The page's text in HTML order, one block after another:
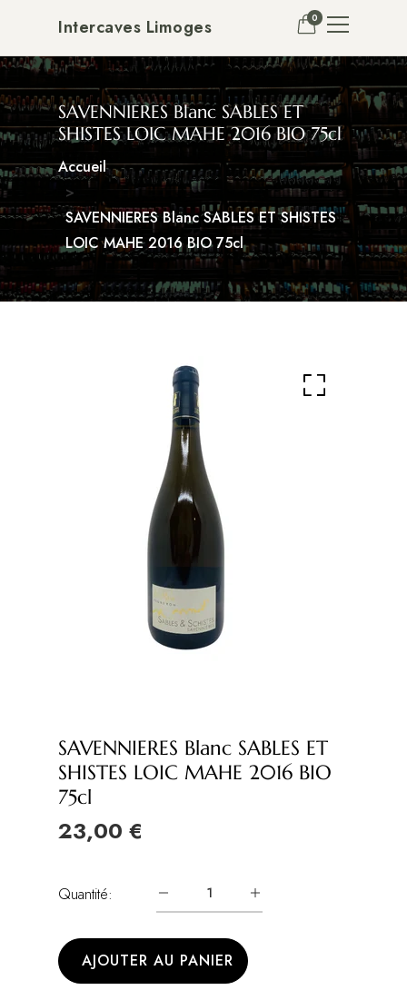
Intercaves Limoges 0
SAVENNIERES Blanc SABLES ET
SHISTES LOIC MAHE 2016 BIO 75cl
Accueil
SAVENNIERES Blanc SABLES ET SHISTES
LOIC MAHE 2016 BIO 75cl
SAVENNIERES Blanc SABLES ET
SHISTES LOIC MAHE 2016 BIO
75cl
23,00 €
Quantité:
AJOUTER AU PANIER